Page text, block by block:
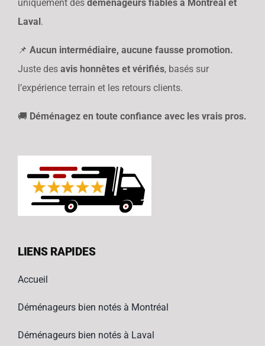
uniquement des déménageurs fiables à Montréal et
Laval .
📌 Aucun intermédiaire, aucune fausse promotion.
Juste des avis honnêtes et vérifiés, basés sur
l’expérience terrain et les retours clients.
🚚 Déménagez en toute confiance avec les vrais pros.
LIENS RAPIDES
Accueil
Déménageurs bien notés à Montréal
Déménageurs bien notés à Laval